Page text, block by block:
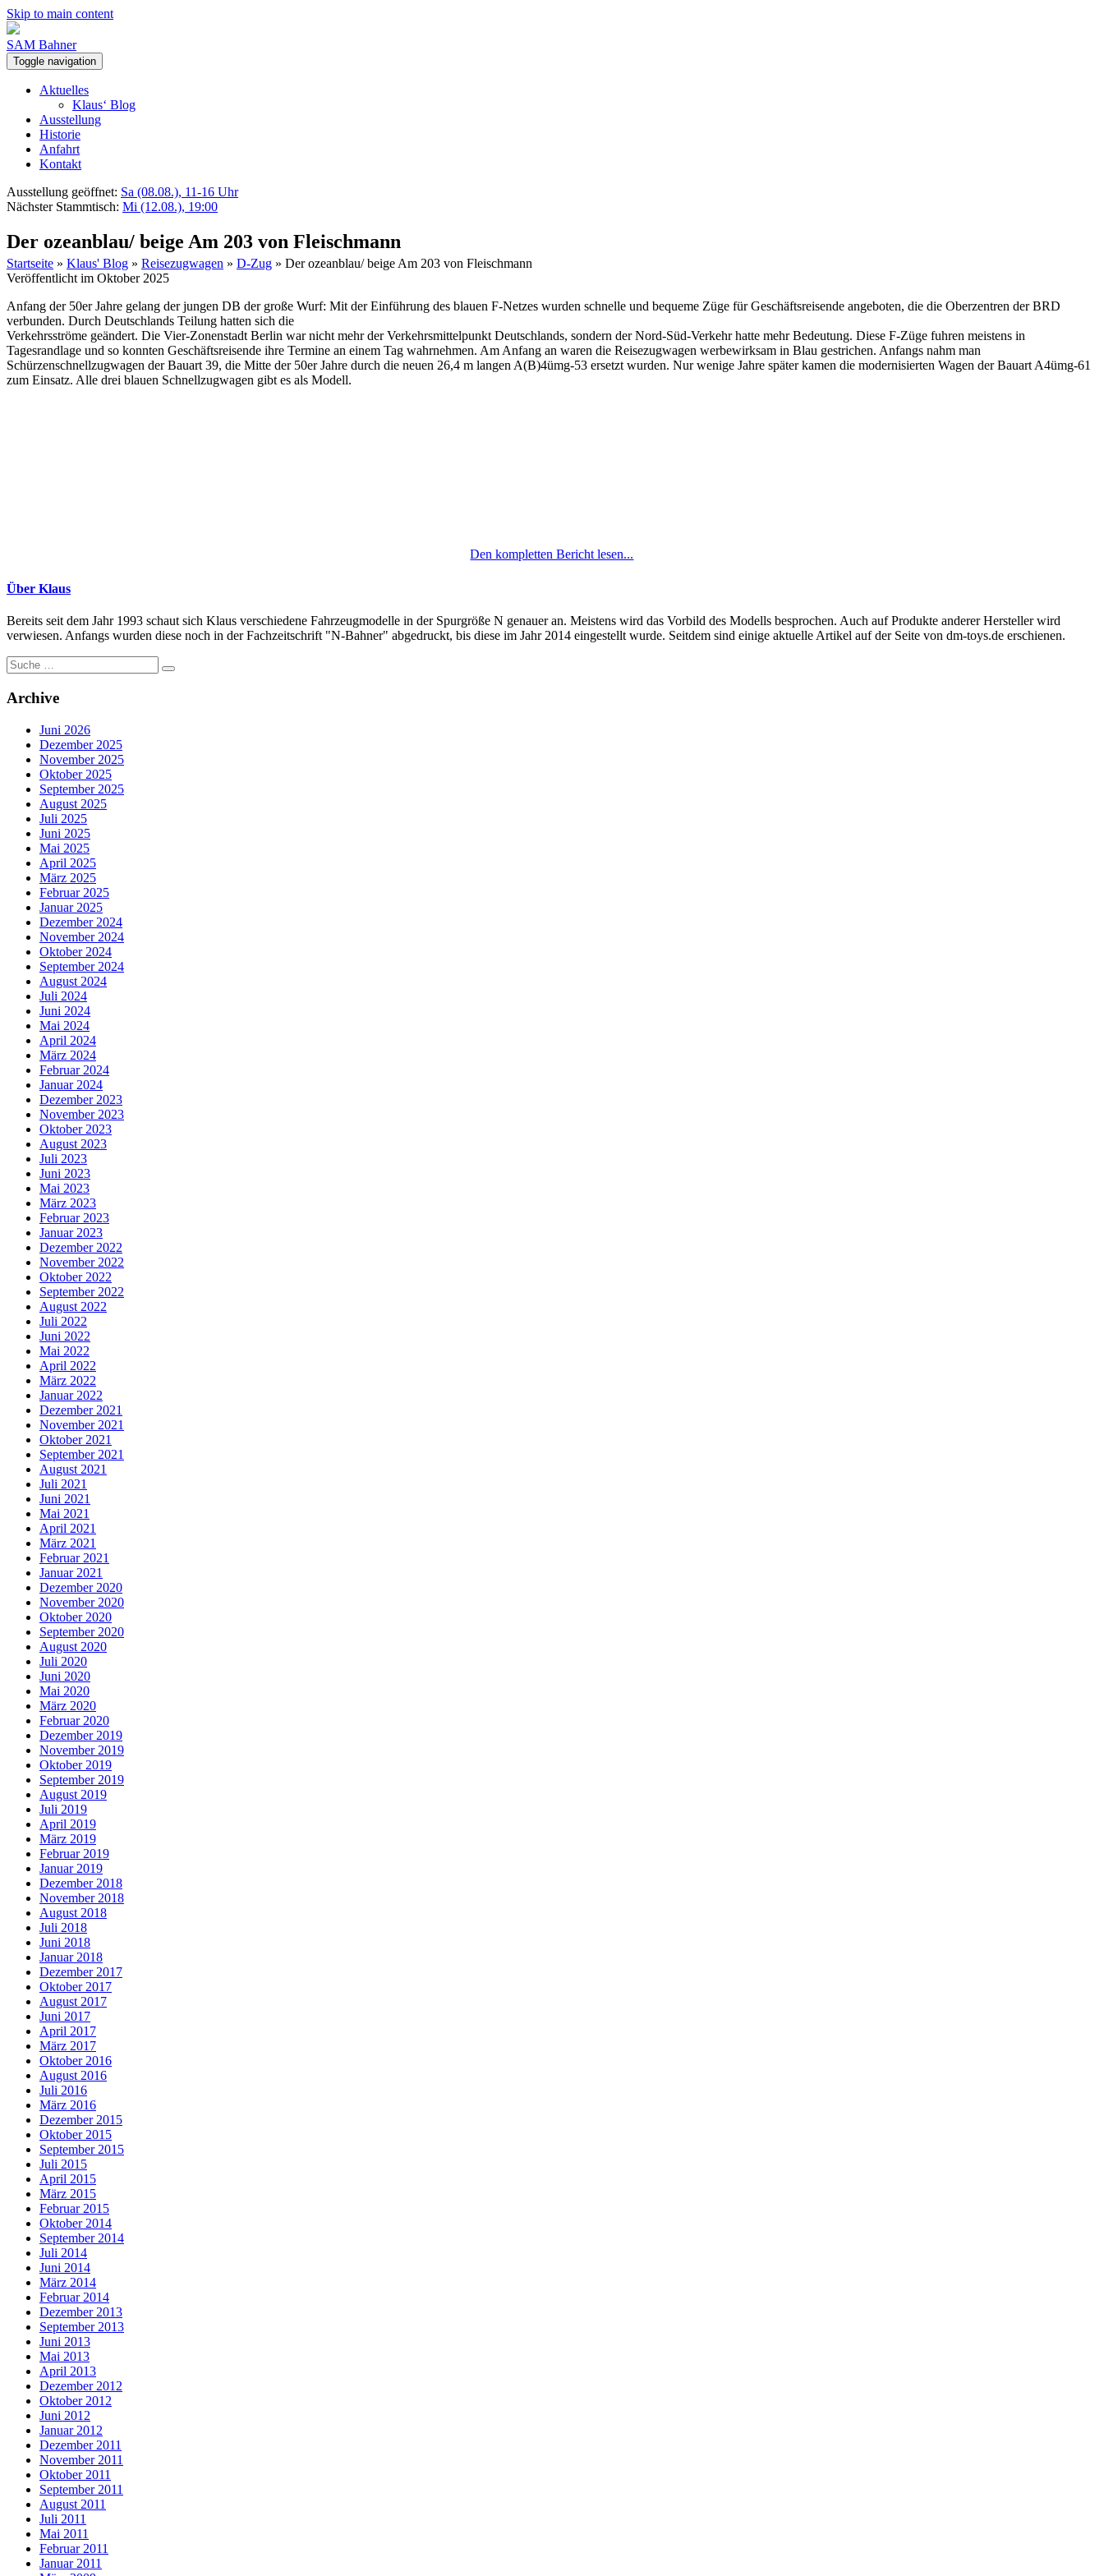
Skip to main content
SAM Bahner
Toggle navigation
Aktuelles
Klaus‘ Blog
Ausstellung
Historie
Anfahrt
Kontakt
Ausstellung geöffnet: Sa (08.08.), 11-16 Uhr
Nächster Stammtisch: Mi (12.08.), 19:00
Der ozeanblau/ beige Am 203 von Fleischmann
Startseite » Klaus' Blog » Reisezugwagen » D-Zug » Der ozeanblau/ beige Am 203 von Fleischmann
Veröffentlicht im Oktober 2025
Anfang der 50er Jahre gelang der jungen DB der große Wurf: Mit der Einführung des blauen F-Netzes wurden schnelle und bequeme Züge für Geschäftsreisende angeboten, die die Oberzentren der BRD
verbunden. Durch Deutschlands Teilung hatten sich die
Verkehrsströme geändert. Die Vier-Zonenstadt Berlin war nicht mehr der Verkehrsmittelpunkt Deutschlands, sondern der Nord-Süd-Verkehr hatte mehr Bedeutung. Diese F-Züge fuhren meistens in
Tagesrandlage und so konnten Geschäftsreisende ihre Termine an einem Tag wahrnehmen. Am Anfang an waren die Reisezugwagen werbewirksam in Blau gestrichen. Anfangs nahm man
Schürzenschnellzugwagen der Bauart 39, die Mitte der 50er Jahre durch die neuen 26,4 m langen A(B)4ümg-53 ersetzt wurden. Nur wenige Jahre später kamen die modernisierten Wagen der Bauart A4ümg-61
zum Einsatz. Alle drei blauen Schnellzugwagen gibt es als Modell.
Den kompletten Bericht lesen...
Über Klaus
Bereits seit dem Jahr 1993 schaut sich Klaus verschiedene Fahrzeugmodelle in der Spurgröße N genauer an. Meistens wird das Vorbild des Modells besprochen. Auch auf Produkte anderer Hersteller wird
verwiesen. Anfangs wurden diese noch in der Fachzeitschrift "N-Bahner" abgedruckt, bis diese im Jahr 2014 eingestellt wurde. Seitdem sind einige aktuelle Artikel auf der Seite von dm-toys.de erschienen.
Suche
nach:
Archive
Juni 2026
Dezember 2025
November 2025
Oktober 2025
September 2025
August 2025
Juli 2025
Juni 2025
Mai 2025
April 2025
März 2025
Februar 2025
Januar 2025
Dezember 2024
November 2024
Oktober 2024
September 2024
August 2024
Juli 2024
Juni 2024
Mai 2024
April 2024
März 2024
Februar 2024
Januar 2024
Dezember 2023
November 2023
Oktober 2023
August 2023
Juli 2023
Juni 2023
Mai 2023
März 2023
Februar 2023
Januar 2023
Dezember 2022
November 2022
Oktober 2022
September 2022
August 2022
Juli 2022
Juni 2022
Mai 2022
April 2022
März 2022
Januar 2022
Dezember 2021
November 2021
Oktober 2021
September 2021
August 2021
Juli 2021
Juni 2021
Mai 2021
April 2021
März 2021
Februar 2021
Januar 2021
Dezember 2020
November 2020
Oktober 2020
September 2020
August 2020
Juli 2020
Juni 2020
Mai 2020
März 2020
Februar 2020
Dezember 2019
November 2019
Oktober 2019
September 2019
August 2019
Juli 2019
April 2019
März 2019
Februar 2019
Januar 2019
Dezember 2018
November 2018
August 2018
Juli 2018
Juni 2018
Januar 2018
Dezember 2017
Oktober 2017
August 2017
Juni 2017
April 2017
März 2017
Oktober 2016
August 2016
Juli 2016
März 2016
Dezember 2015
Oktober 2015
September 2015
Juli 2015
April 2015
März 2015
Februar 2015
Oktober 2014
September 2014
Juli 2014
Juni 2014
März 2014
Februar 2014
Dezember 2013
September 2013
Juni 2013
Mai 2013
April 2013
Dezember 2012
Oktober 2012
Juni 2012
Januar 2012
Dezember 2011
November 2011
Oktober 2011
September 2011
August 2011
Juli 2011
Mai 2011
Februar 2011
Januar 2011